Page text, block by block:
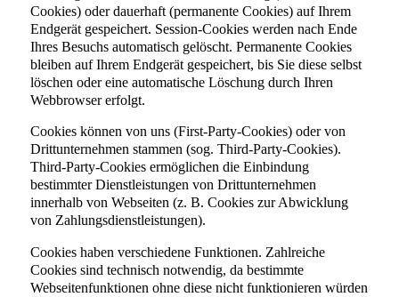
Cookies) oder dauerhaft (permanente Cookies) auf Ihrem
Endgerät gespeichert. Session-Cookies werden nach Ende
Ihres Besuchs automatisch gelöscht. Permanente Cookies
bleiben auf Ihrem Endgerät gespeichert, bis Sie diese selbst
löschen oder eine automatische Löschung durch Ihren
Webbrowser erfolgt.
Cookies können von uns (First-Party-Cookies) oder von
Drittunternehmen stammen (sog. Third-Party-Cookies).
Third-Party-Cookies ermöglichen die Einbindung
bestimmter Dienstleistungen von Drittunternehmen
innerhalb von Webseiten (z. B. Cookies zur Abwicklung
von Zahlungsdienstleistungen).
Cookies haben verschiedene Funktionen. Zahlreiche
Cookies sind technisch notwendig, da bestimmte
Webseitenfunktionen ohne diese nicht funktionieren würden